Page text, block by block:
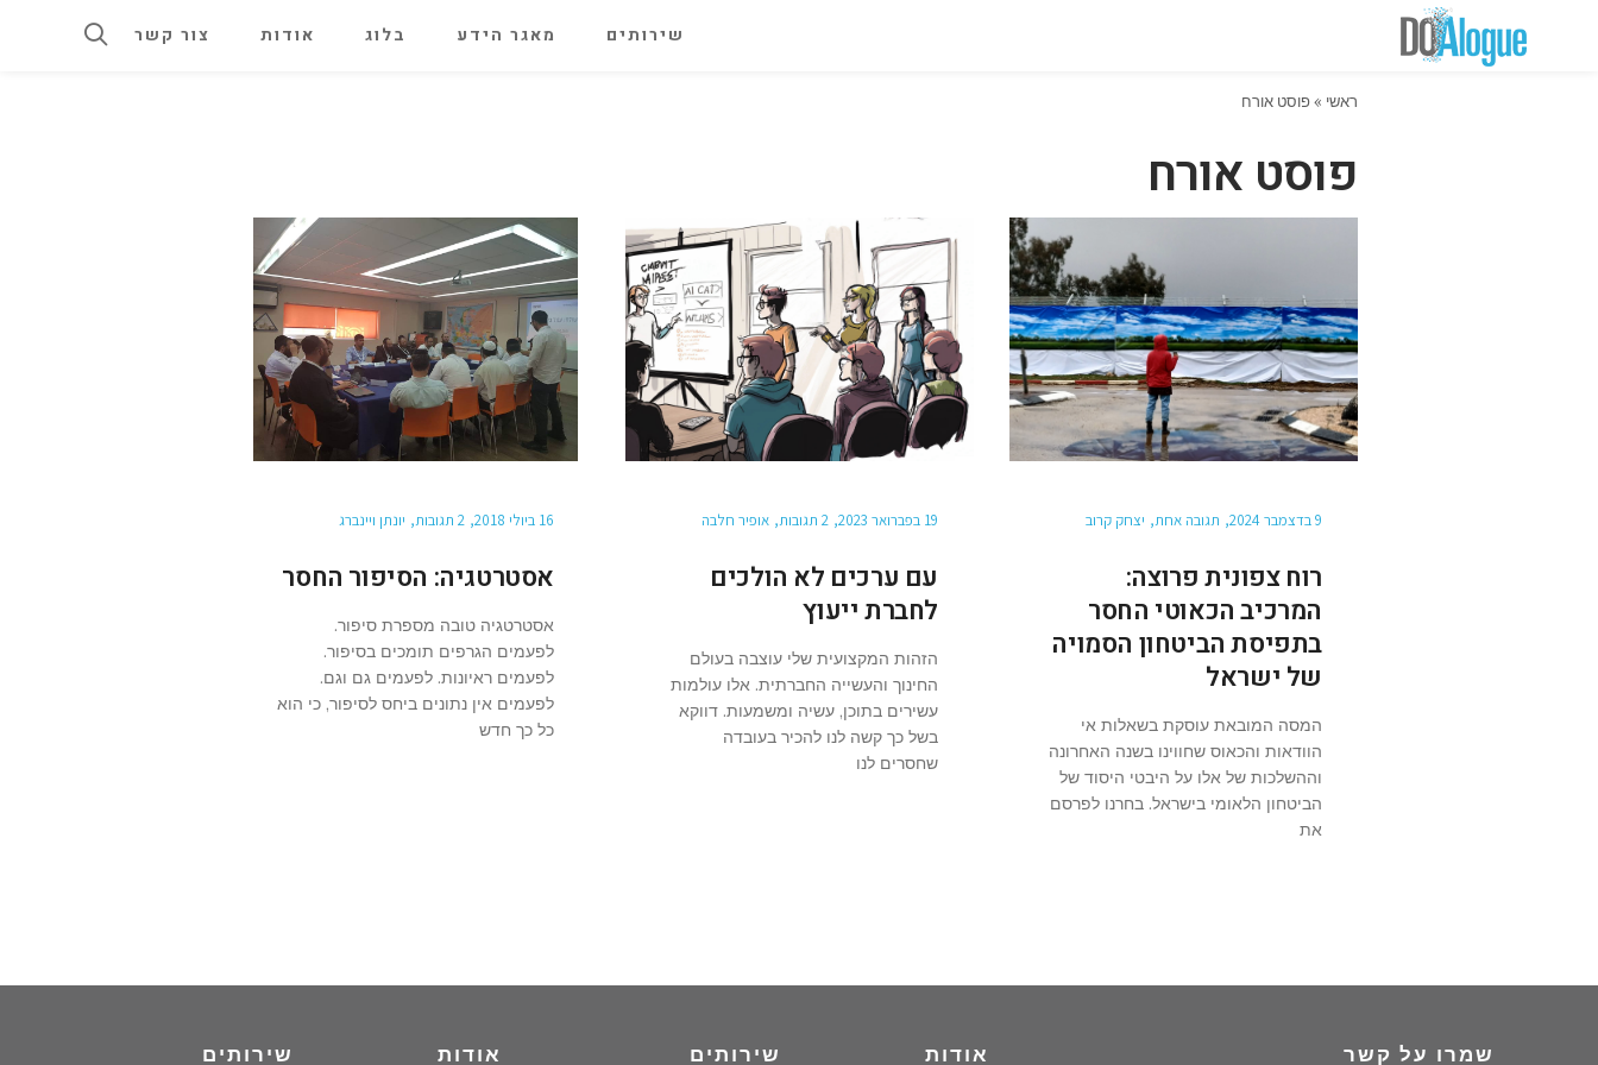
שירותים מאגר הידע בלוג אודות צור קשר
ראשי »פוסט אורח
פוסט אורח
9 בדצמבר 2024 תגובה אחת יצחק קרוב
רוח צפונית פרוצה:
המרכיב הכאוטי החסר
בתפיסת הביטחון הסמויה
של ישראל
המסה המובאת עוסקת בשאלות אי
הוודאות והכאוס שחווינו בשנה האחרונה
וההשלכות של אלו על היבטי היסוד של
הביטחון הלאומי בישראל. בחרנו לפרסם
את
19 בפברואר 2023 2 תגובות אופיר חלבה
עם ערכים לא הולכים
לחברת ייעוץ
הזהות המקצועית שלי עוצבה בעולם
החינוך והעשייה החברתית. אלו עולמות
עשירים בתוכן, עשיה ומשמעות. דווקא
בשל כך קשה לנו להכיר בעובדה
שחסרים לנו
16 ביולי 2018 2 תגובות יונתן ויינברג
אסטרטגיה: הסיפור החסר
אסטרטגיה טובה מספרת סיפור.
לפעמים הגרפים תומכים בסיפור.
לפעמים ראיונות. לפעמים גם וגם.
לפעמים אין נתונים ביחס לסיפור, כי הוא
כל כך חדש
שמרו על קשר אודות שירותים אודות שירותים